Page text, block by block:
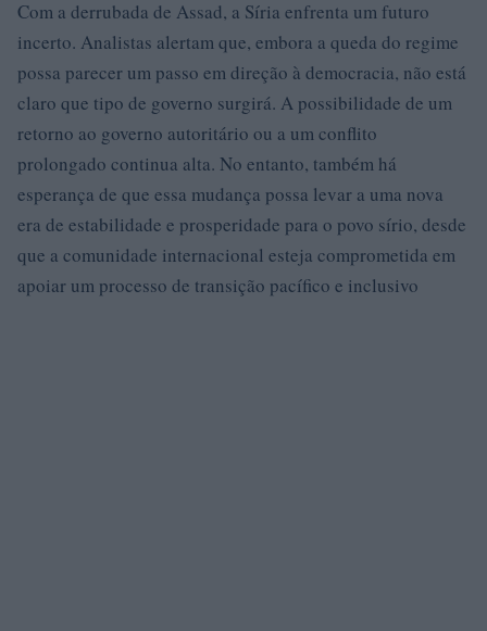
Com a derrubada de Assad, a Síria enfrenta um futuro
incerto. Analistas alertam que, embora a queda do regime
possa parecer um passo em direção à democracia, não está
claro que tipo de governo surgirá. A possibilidade de um
retorno ao governo autoritário ou a um conflito
prolongado continua alta. No entanto, também há
esperança de que essa mudança possa levar a uma nova
era de estabilidade e prosperidade para o povo sírio, desde
que a comunidade internacional esteja comprometida em
apoiar um processo de transição pacífico e inclusivo